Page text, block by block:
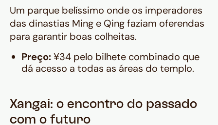
Um parque belíssimo onde os imperadores
das dinastias Ming e Qing faziam oferendas
para garantir boas colheitas.
Preço:¥34 pelo bilhete combinado que
dá acesso a todas as áreas do templo.
Xangai: o encontro do passado
com o futuro